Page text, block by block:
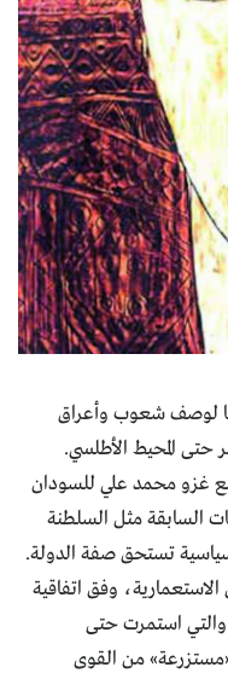
لوصف شعوب وأعراق
حتى المحيط الأطلسي.
مع غزو محمد علي للسودان
السابقة مثل السلطنة
1504-1821) كيانات سياسية تستحق صفة الدولة.
وفق اتفاقية
الحكم الثنائي (بريطانيا ومصر) عام 1899 والتي استمرت حتى
إذاً دولة «مستزرعة» من القوى